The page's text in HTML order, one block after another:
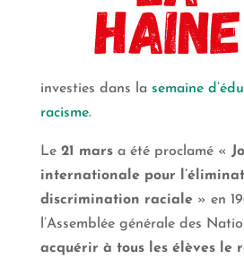
investies dans la semaine
racisme.
Le21 marsa été proclamé «
internationale pour
discrimination raciale» en
l’Assemblée générale des
acquérir à tous les élèves le